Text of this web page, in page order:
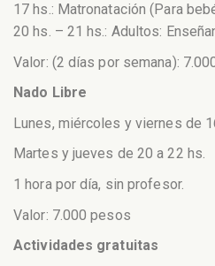
17 hs.: Matronatación (Para
20 hs. – 21 hs.: Adultos:
Valor: (2 días por semana):
Nado Libre
Lunes, miércoles y viernes de
Martes y jueves de 20 a 22 hs.
1 hora por día, sin profesor.
Valor: 7.000 pesos
Actividades gratuitas